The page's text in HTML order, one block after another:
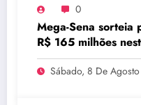
0
Mega-Sena sorteia
R$ 165 milhões
Sábado, 8 De